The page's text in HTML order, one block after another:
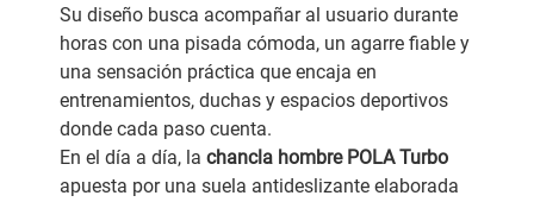
Su diseño busca acompañar al usuario durante
horas con una pisada cómoda, un agarre fiable y
una sensación práctica que encaja en
entrenamientos, duchas y espacios deportivos
donde cada paso cuenta.
En el día a día, la chancla hombre POLA Turbo
apuesta por una suela antideslizante elaborada